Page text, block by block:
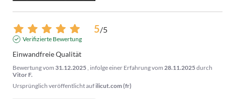
5/5
Verifizierte Bewertung
Einwandfreie Qualität
Bewertung vom 31.12.2025 , infolge einer Erfahrung vom 28.11.2025durch
Vitor F.
Ursprünglich veröffentlicht auf ilicut.com (fr)